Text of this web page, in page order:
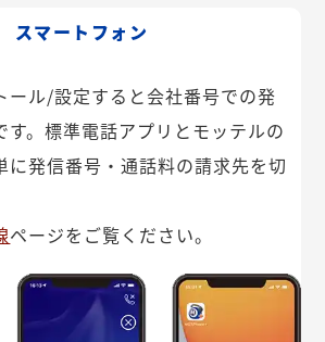
スマートフォン
ール/設定すると会社番号での発
す。標準電話アプリとモッテルの
に発信番号・通話料の請求先を切
ページをご覧ください。